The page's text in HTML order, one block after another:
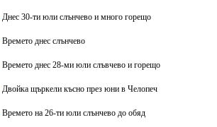
Днес 30-ти юли слънчево и много горещо
Времето днес слънчево
Времето днес 28-ми юли слъвчево и горещо
Двойка щъркели късно през юни в Челопеч
Времето на 26-ти юли слънчево до обяд